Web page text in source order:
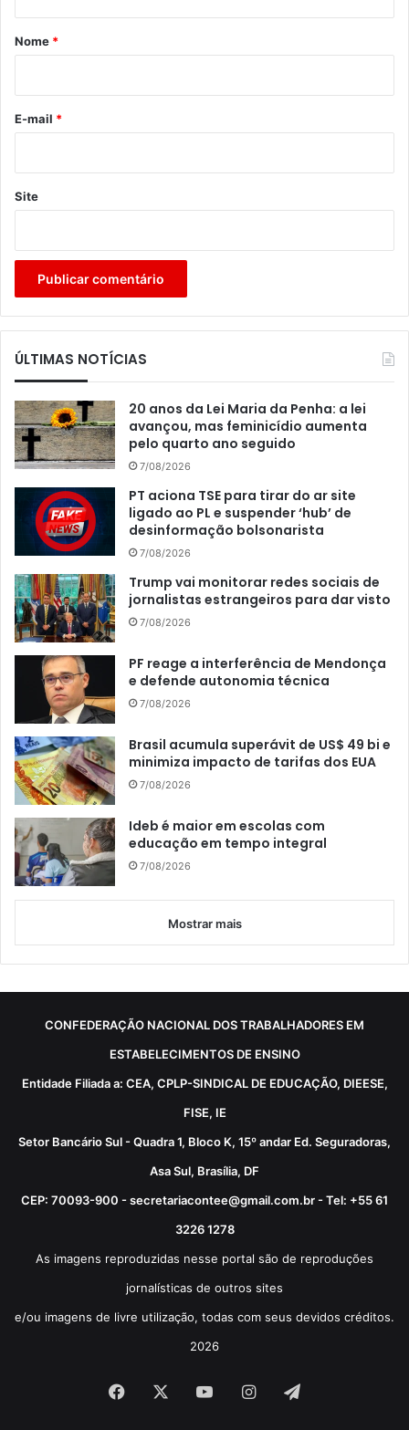
r
*
Nome *
E-mail *
Site
ÚLTIMAS NOTÍCIAS
20 anos da Lei Maria da Penha: a lei
avançou, mas feminicídio aumenta
pelo quarto ano seguido
7/08/2026
PT aciona TSE para tirar do ar site
ligado ao PL e suspender ‘hub’ de
desinformação bolsonarista
7/08/2026
Trump vai monitorar redes sociais de
jornalistas estrangeiros para dar visto
7/08/2026
PF reage a interferência de Mendonça
e defende autonomia técnica
7/08/2026
Brasil acumula superávit de US$ 49 bi e
minimiza impacto de tarifas dos EUA
7/08/2026
Ideb é maior em escolas com
educação em tempo integral
7/08/2026
Mostrar mais
CONFEDERAÇÃO NACIONAL DOS TRABALHADORES EM
ESTABELECIMENTOS DE ENSINO
Entidade Filiada a: CEA, CPLP-SINDICAL DE EDUCAÇÃO, DIEESE,
FISE, IE
Setor Bancário Sul - Quadra 1, Bloco K, 15º andar Ed. Seguradoras,
Asa Sul, Brasília, DF
CEP: 70093-900 - secretariacontee@gmail.com.br - Tel: +55 61
3226 1278
As imagens reproduzidas nesse portal são de reproduções
jornalísticas de outros sites
e/ou imagens de livre utilização, todas com seus devidos créditos.
2026
Facebook YouTubeInstagram